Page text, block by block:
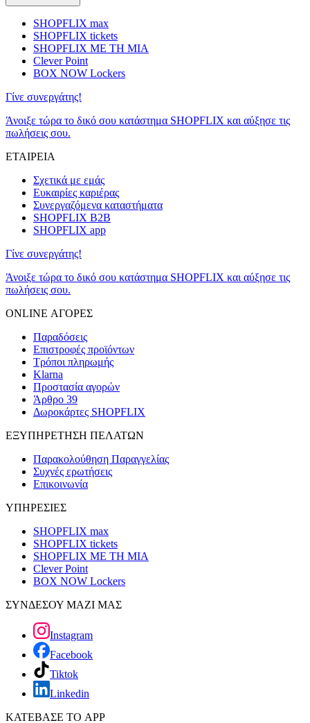
SHOPFLIX max
SHOPFLIX tickets
SHOPFLIX ΜΕ ΤΗ ΜΙΑ
Clever Point
BOX NOW Lockers
Γίνε συνεργάτης!
Άνοιξε τώρα το δικό σου κατάστημα SHOPFLIX και αύξησε τις
πωλήσεις σου.
ΕΤΑΙΡΕΙΑ
Σχετικά με εμάς
Ευκαιρίες καριέρας
Συνεργαζόμενα καταστήματα
SHOPFLIX B2B
SHOPFLIX app
Γίνε συνεργάτης!
Άνοιξε τώρα το δικό σου κατάστημα SHOPFLIX και αύξησε τις
πωλήσεις σου.
ONLINE ΑΓΟΡΕΣ
Παραδόσεις
Επιστροφές προϊόντων
Τρόποι πληρωμής
Klarna
Προστασία αγορών
Άρθρο 39
Δωροκάρτες SHOPFLIX
ΕΞΥΠΗΡΕΤΗΣΗ ΠΕΛΑΤΩΝ
Παρακολούθηση Παραγγελίας
Συχνές ερωτήσεις
Επικοινωνία
ΥΠΗΡΕΣΙΕΣ
SHOPFLIX max
SHOPFLIX tickets
SHOPFLIX ΜΕ ΤΗ ΜΙΑ
Clever Point
BOX NOW Lockers
ΣΥΝΔΕΣΟΥ ΜΑΖΙ ΜΑΣ
Instagram
Facebook
Tiktok
Linkedin
ΚΑΤΕΒΑΣΕ ΤΟ APP